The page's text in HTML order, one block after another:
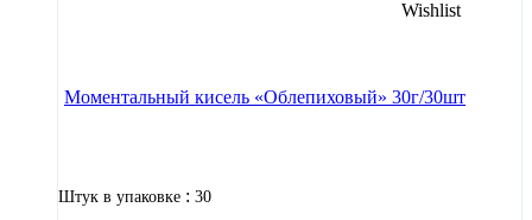
Моментальный кисель «Облепиховый» 30г/30шт
Штук в упаковке : 30